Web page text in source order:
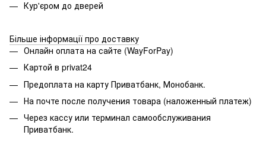
Кур'єром до дверей
Більше інформації про доставку
Онлайн оплата на сайте (WayForPay)
Картой в privat24
Предоплата на карту Приватбанк, Монобанк.
На почте после получения товара (наложенный платеж)
Через кассу или терминал самообслуживания
Приватбанк.